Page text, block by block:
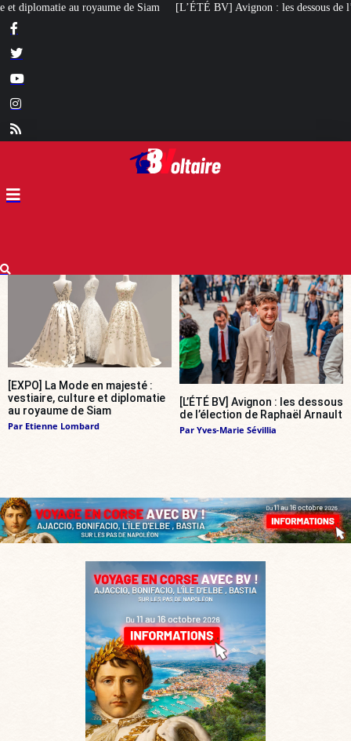
[L’ÉTÉ BV] Avignon : les dessous de l’élection de Raphaël Arnault Un
[EXPO] La Mode en majesté :
vestiaire, culture et diplomatie
au royaume de Siam
Par Etienne Lombard
[L’ÉTÉ BV] Avignon : les dessous
de l’élection de Raphaël Arnault
Par Yves-Marie Sévillia